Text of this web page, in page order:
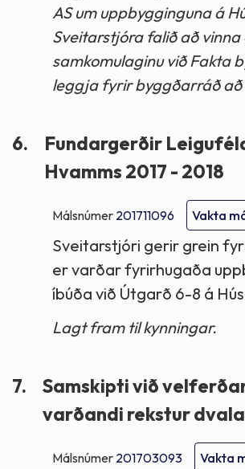
AS um uppbygginguna á
Sveitarstjóra falið að vinna
samkomulaginu við Fakta
leggja fyrir byggðarráð að
6.
Fundargerðir
Hvamms 2017 - 2018
Málsnúmer 201711096 Vakta
Sveitarstjóri gerir grein
er varðar fyrirhugaða
íbúða við Útgarð 6-8 á
Lagt fram til kynningar.
7.
Samskipti við
varðandi rekstur
Málsnúmer 201703093 Vakta